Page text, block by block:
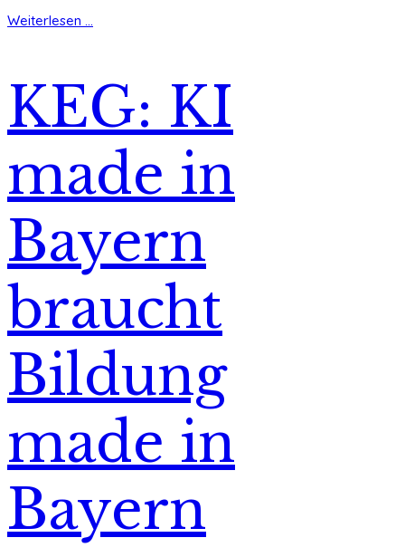
Weiterlesen ...
KEG: KI
made in
Bayern
braucht
Bildung
made in
Bayern